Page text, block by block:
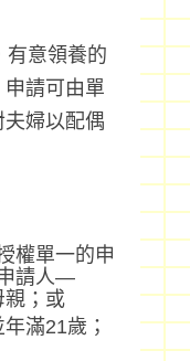
有意領養的
請可由單
婦以配偶
權單一的申
請人—
親；或
滿21歲；